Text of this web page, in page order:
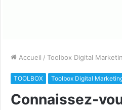
Accueil / Toolbox Digital
TOOLBOX Toolbox Digital
Connaissez-